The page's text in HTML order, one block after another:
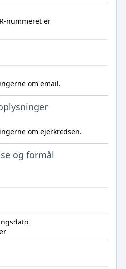
nummeret er
om email.
om ejerkredsen.
og formål